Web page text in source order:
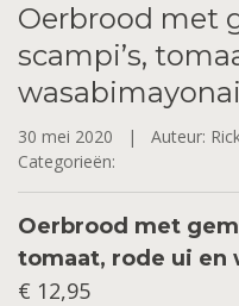
Oerbrood met
scampi’s,
30 mei 2020 | Auteur:
Categorieën:
Oerbrood met
tomaat, rode ui en
€ 12,95